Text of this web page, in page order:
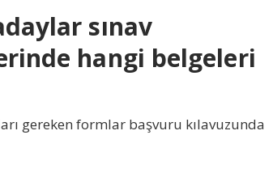
sınav
hangi belgeleri
gereken formlar başvuru kılavuzunda